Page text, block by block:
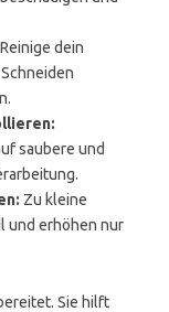
Reinige dein
saubere und
Zu kleine
und erhöhen nur
Sie hilft